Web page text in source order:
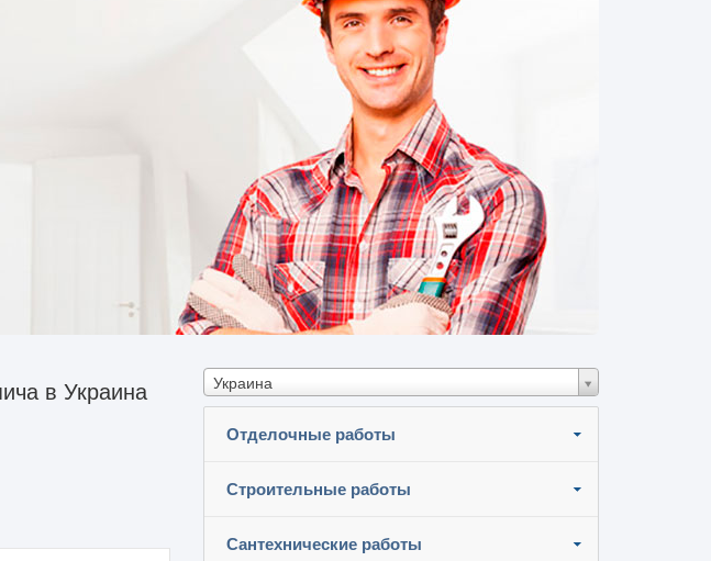
Украина
Отделочные работы
Строительные работы
Сантехнические работы
в Украина